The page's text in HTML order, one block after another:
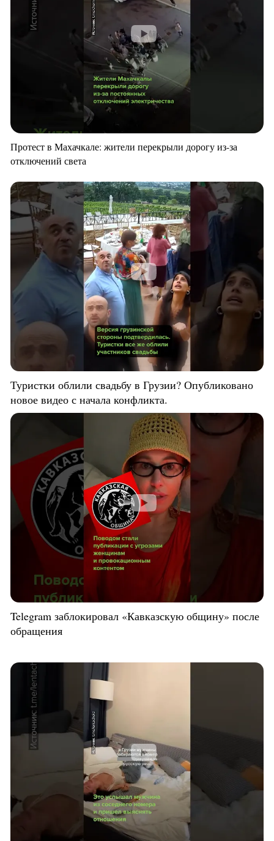
Протест в Махачкале: жители перекрыли дорогу из-за
отключений света
Туристки облили свадьбу в Грузии? Опубликовано
новое видео с начала конфликта.
Telegram заблокировал «Кавказскую общину» после
обращения